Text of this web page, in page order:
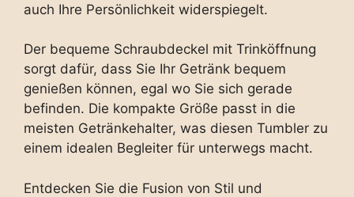
auch Ihre Persönlichkeit widerspiegelt.
Der bequeme Schraubdeckel mit Trinköffnung
sorgt dafür, dass Sie Ihr Getränk bequem
genießen können, egal wo Sie sich gerade
befinden. Die kompakte Größe passt in die
meisten Getränkehalter, was diesen Tumbler zu
einem idealen Begleiter für unterwegs macht.
Entdecken Sie die Fusion von Stil und